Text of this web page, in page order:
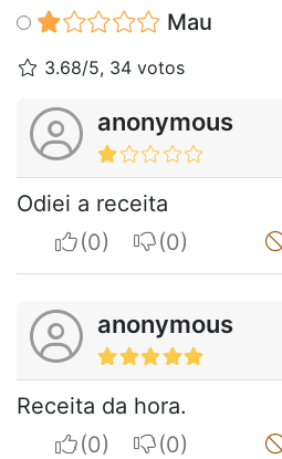
Mau
3.68/5, 34 votos
anonymous
Odiei a receita
I apreciateI do not
anonymous
Receita da hora.
I apreciateI do not